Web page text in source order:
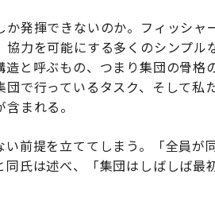
発揮できないのか。フィッシャ
力を可能にする多くのシンプル
と呼ぶもの、つまり集団の骨格
で行っているタスク、そして私
まれる。
前提を立ててしまう。「全員が
氏は述べ、「集団はしばしば最